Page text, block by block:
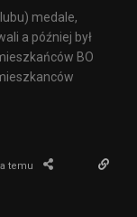
medale,
a później był
BO
temu